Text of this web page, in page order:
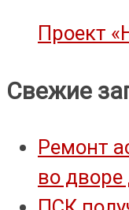
Проект
Свежие
Ремонт
во